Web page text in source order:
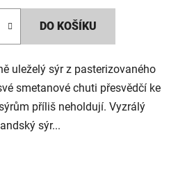
DO KOŠÍKU
uleželý sýr z pasterizovaného
smetanové chuti přesvědčí ke
příliš neholdují. Vyzrálý
sýr...